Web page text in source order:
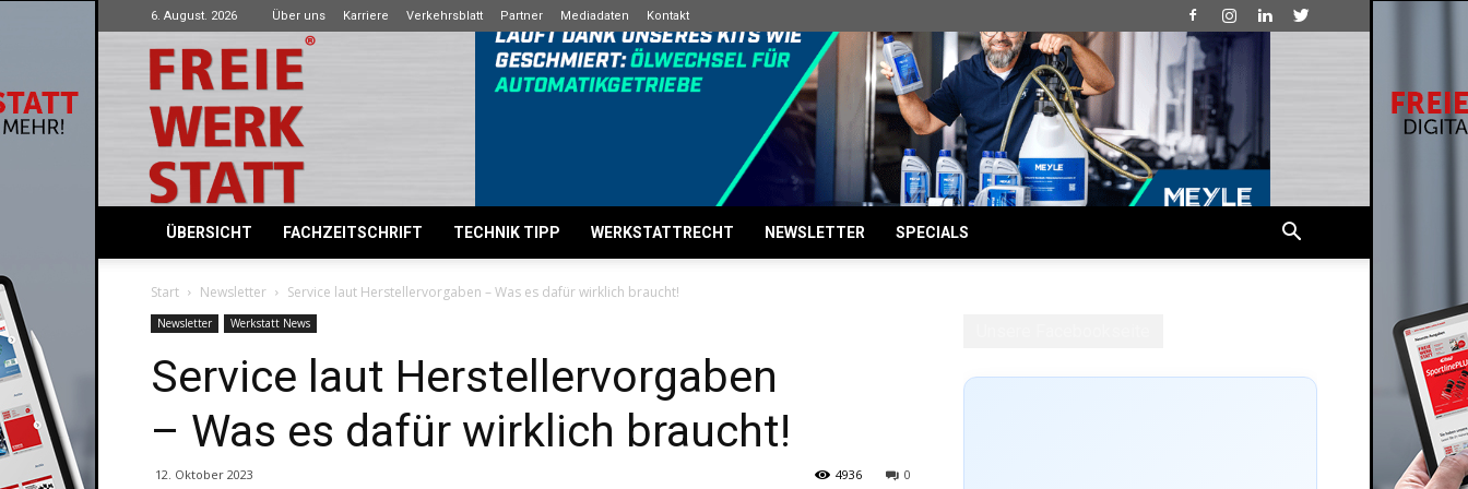
6. August. 2026 Über uns Karriere Verkehrsblatt Partner Mediadaten Kontakt
Freie
Werkstatt
ÜBERSICHT FACHZEITSCHRIFT TECHNIK TIPP WERKSTATTRECHT NEWSLETTER SPECIALS
Start Newsletter Service laut Herstellervorgaben – Was es dafür wirklich braucht!
Newsletter Werkstatt News
Service laut Herstellervorgaben
– Was es dafür wirklich braucht!
12. Oktober 2023 0
4936